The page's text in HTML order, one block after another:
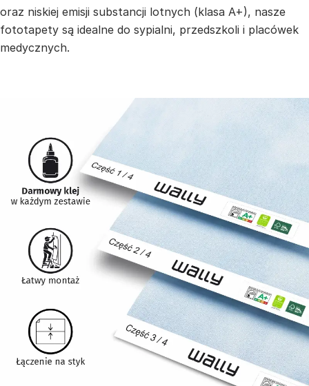
oraz niskiej emisji substancji lotnych (klasa A+), nasze
fototapety są idealne do sypialni, przedszkoli i placówek
medycznych.